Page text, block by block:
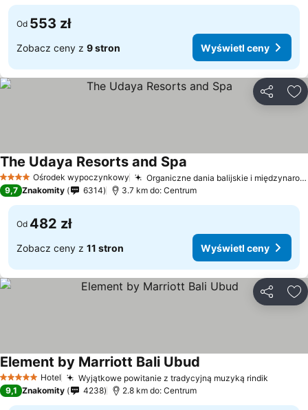
Od 553 zł
Zobacz ceny z 9 stron Wyświetl ceny
4 KategoriaOśrodek wypoczynkowy Organiczne dania balijskie i międzynarodowe
The Udaya Resorts and Spa
9,7 Znakomity 6314 3.7 km do: Centrum
Od 482 zł
Zobacz ceny z 11 stron Wyświetl ceny
5 KategoriaHotel Wyjątkowe powitanie z tradycyjną muzyką rindik
Element by Marriott Bali Ubud
9,1 Znakomity 4238 2.8 km do: Centrum